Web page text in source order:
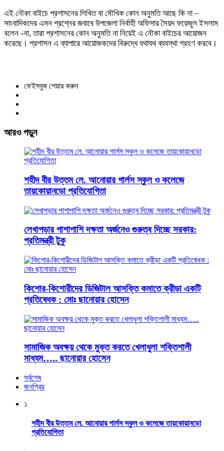
এই নৌকা বাইচে প্রশাসনের লিখিত বা মৌখিক কোন অনুমতি আছে কি না –
সাংবাদিকদের এমন প্রশ্নের জবাবে উপজেলা নির্বাহী অফিসার সৈয়দ ফয়েজুল ইসলাম
বলেন -না, তারা প্রশাসনের কোন অনুমতি না নিয়েই এ নৌকা বাইচের আয়োজন
করেছে। প্রশাসন এ ব্যাপারে আয়োজকদের বিরুদ্ধে যথাযথ ব্যবস্থা গ্রহণ করবে।
ফেইসবুক শেয়ার করুন
আরও পড়ুন
শহীদ বীর উত্তম লে. আনোয়ার গার্লস স্কুল ও কলেজে
তায়কোয়ানডো প্রতিযোগিতা
লেখাপড়ার পাশাপাশি দক্ষতা অর্জনেও গুরুত্ব দিচ্ছে সরকার:
প্রতিমন্ত্রী টুকু
কিশোর-কিশোরীদের ডিজিটাল আসক্তি কমাতে ক্রীড়া একটি
প্রতিষেধক : মোঃ ছানোয়ার হোসেন
সামাজিক অবক্ষয় থেকে মুক্ত করতে খেলাধুলা শক্তিশালী
মাধ্যম….. ছানোয়ার হোসেন
সর্বশেষ
জনপ্রিয়
১
শহীদ বীর উত্তম লে. আনোয়ার গার্লস স্কুল ও কলেজে তায়কোয়ানডো
প্রতিযোগিতা